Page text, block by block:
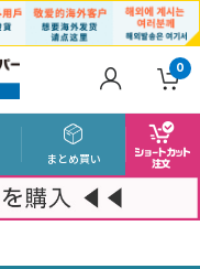
0
まとめ買い